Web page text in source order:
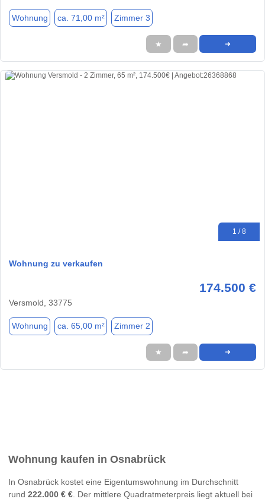
Wohnung ca. 71,00 m² Zimmer 3
★ ➦ ➜
1 / 8
Wohnung zu verkaufen
174.500 €
Versmold, 33775
Wohnung ca. 65,00 m² Zimmer 2
★ ➦ ➜
Wohnung kaufen in Osnabrück
In Osnabrück kostet eine Eigentumswohnung im Durchschnitt
rund 222.000 € € . Der mittlere Quadratmeterpreis liegt aktuell bei